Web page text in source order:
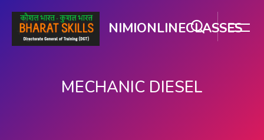
NIMIONLINECLASSES
MECHANIC DIESEL